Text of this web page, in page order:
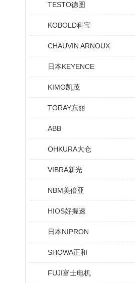
TESTO德图
KOBOLD科宝
CHAUVIN ARNOUX
日本KEYENCE
KIMO凯茂
TORAY东丽
ABB
OHKURA大仓
VIBRA新光
NBM美倍亚
HIOS好握速
日本NIPRON
SHOWA正和
FUJI富士电机